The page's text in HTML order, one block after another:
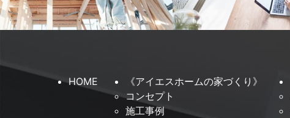
HOME
《アイエスホームの家づくり》
コンセプト
施工事例